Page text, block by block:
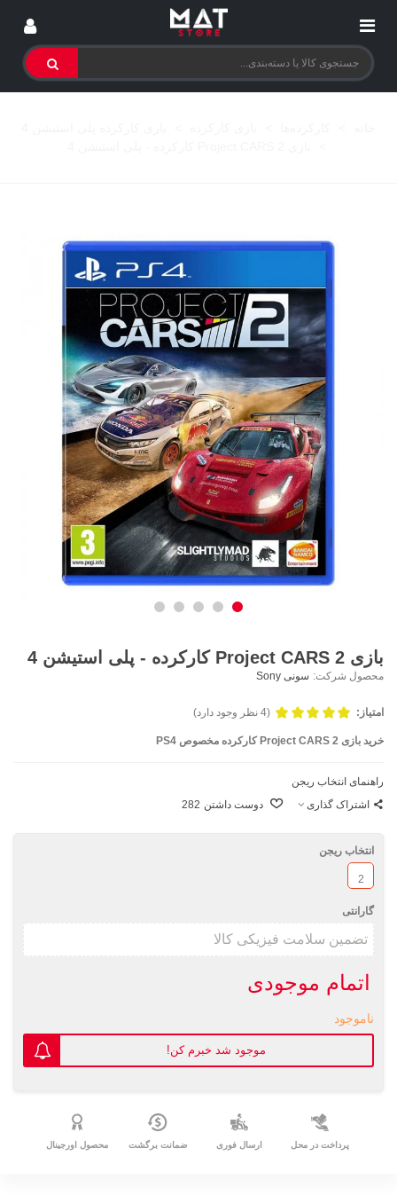
بازی Project CARS 2 کارکرده - پلی استیشن 4
محصول شرکت: سونی Sony
امتیاز: (4 نظر وجود دارد)
خرید بازی Project CARS 2 کارکرده مخصوص PS4
راهنمای انتخاب ریجن
اشتراک گذاری
دوست داشتن 282
انتخاب ریجن
2
گارانتی
اتمام موجودی
ناموجود
موجود شد خبرم کن!
پرداخت در محل ارسال فوری ضمانت برگشت محصول اورجینال